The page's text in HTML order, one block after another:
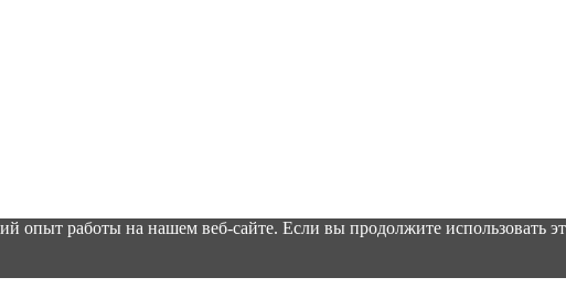
опыт работы на нашем веб-сайте. Если вы продолжите использовать